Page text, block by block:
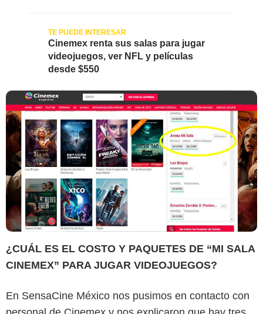
Cinemex renta sus salas para jugar
videojuegos, ver NFL y películas
desde $550
¿CUÁL ES EL COSTO Y PAQUETES DE “MI SALA
CINEMEX” PARA JUGAR VIDEOJUEGOS?
En SensaCine México nos pusimos en contacto con